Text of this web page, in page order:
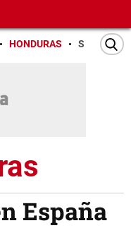
HONDURAS SAN PEDRO
España